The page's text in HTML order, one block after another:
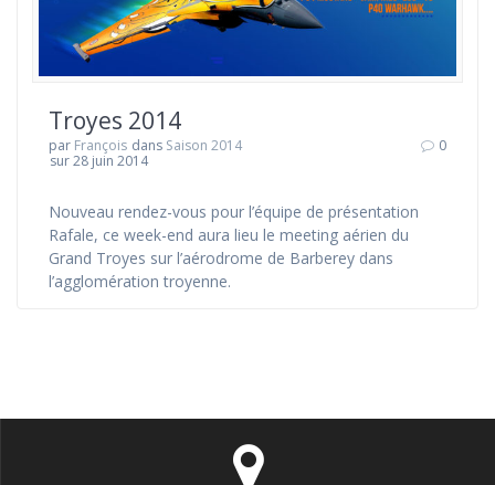
Troyes 2014
par François dans Saison 2014
sur 28 juin 2014
0
Nouveau rendez-vous pour l’équipe de présentation
Rafale, ce week-end aura lieu le meeting aérien du
Grand Troyes sur l’aérodrome de Barberey dans
l’agglomération troyenne.